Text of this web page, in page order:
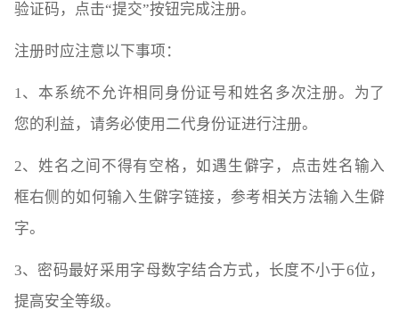
验证码，点击“提交”按钮完成注册。
注册时应注意以下事项：
1、本系统不允许相同身份证号和姓名多次注册。为了
您的利益，请务必使用二代身份证进行注册。
2、姓名之间不得有空格，如遇生僻字，点击姓名输入
框右侧的如何输入生僻字链接，参考相关方法输入生僻
字。
3、密码最好采用字母数字结合方式，长度不小于6位，
提高安全等级。